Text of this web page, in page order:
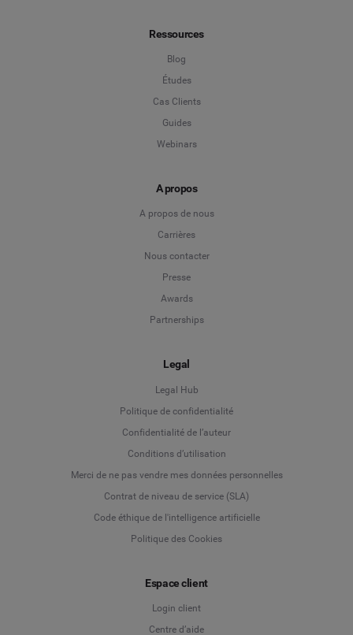
Ressources
Blog
Études
Cas Clients
Guides
Webinars
A propos
A propos de nous
Carrières
Nous contacter
Presse
Awards
Partnerships
Legal
Legal Hub
Politique de confidentialité
Confidentialité de l’auteur
Conditions d’utilisation
Merci de ne pas vendre mes données personnelles
Contrat de niveau de service (SLA)
Code éthique de l'intelligence artificielle
Politique des Cookies
Espace client
Login client
Centre d’aide
English
Español